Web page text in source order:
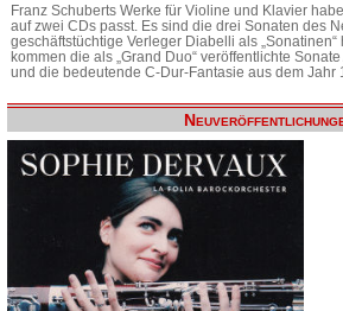
Franz Schuberts Werke für Violine und Klavier
auf zwei CDs passt. Es sind die drei Sonaten des
geschäftstüchtige Verleger Diabelli als
kommen die als „Grand Duo“ veröffentlichte
und die bedeutende C-Dur-Fantasie aus dem Jahr